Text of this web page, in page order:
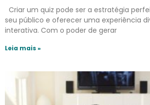
Criar um quiz pode ser a estratégia
seu público e oferecer uma experiência
interativa. Com o poder de gerar
Leia mais »